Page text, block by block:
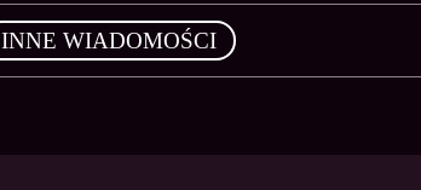
INNE WIADOMOŚCI